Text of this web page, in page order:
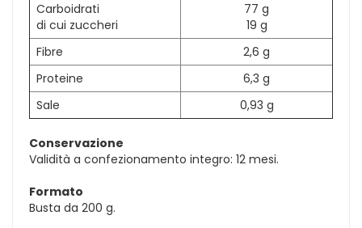
Carboidrati
di cui zuccheri
77 g
19 g
Fibre
2,6 g
Proteine
6,3 g
Sale
0,93 g
Conservazione
Validità a confezionamento integro: 12 mesi.
Formato
Busta da 200 g.